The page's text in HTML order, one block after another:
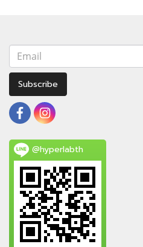
Subscribe
@hyperlabth